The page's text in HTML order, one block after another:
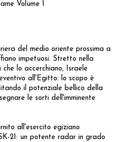
Volume 1
del medio oriente prossima a
impetuosi. Stretto nella
lo accerchiano, Israele
all'Egitto: lo scopo è
il potenziale bellico della
le sorti dell'imminente
all'esercito egiziano
21: un potente radar in grado